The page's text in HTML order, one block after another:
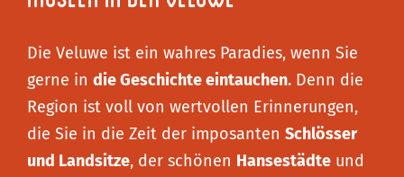
Die Veluwe ist ein wahres Paradies, wenn Sie
gerne in die Geschichte eintauchen. Denn die
Region ist voll von wertvollen Erinnerungen,
die Sie in die Zeit der imposanten Schlösser
und Landsitze, der schönen Hansestädte und